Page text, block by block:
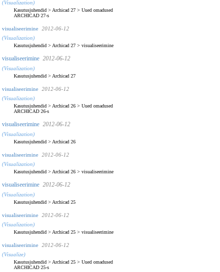
(Visualization)
Kasutusjuhendid > Archicad 27 > Uued omadused
ARCHICAD 27-s
visualiseerimine
2012-06-12
(Visualization)
Kasutusjuhendid > Archicad 27 > visualiseerimine
visualiseerimine 2012-06-12
(Visualization)
Kasutusjuhendid > Archicad 27
visualiseerimine
2012-06-12
(Visualization)
Kasutusjuhendid > Archicad 26 > Uued omadused
ARCHICAD 26-s
visualiseerimine 2012-06-12
(Visualization)
Kasutusjuhendid > Archicad 26
visualiseerimine
2012-06-12
(Visualization)
Kasutusjuhendid > Archicad 26 > visualiseerimine
visualiseerimine 2012-06-12
(Visualization)
Kasutusjuhendid > Archicad 25
visualiseerimine
2012-06-12
(Visualization)
Kasutusjuhendid > Archicad 25 > visualiseerimine
visualiseerimine
2012-06-12
(Visualize)
Kasutusjuhendid > Archicad 25 > Uued omadused
ARCHICAD 25-s